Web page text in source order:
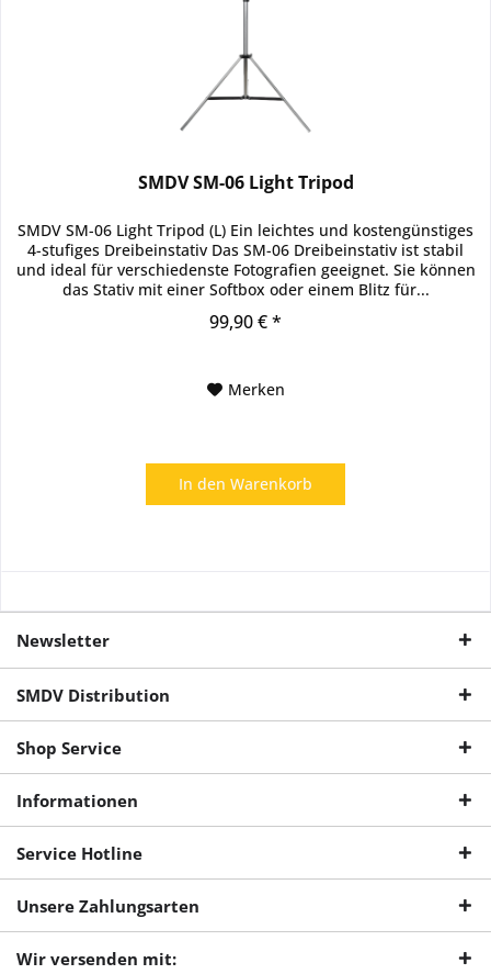
SMDV SM-06 Light Tripod
SMDV SM-06 Light Tripod (L) Ein leichtes und kostengünstiges
4-stufiges Dreibeinstativ Das SM-06 Dreibeinstativ ist stabil
und ideal für verschiedenste Fotografien geeignet. Sie können
das Stativ mit einer Softbox oder einem Blitz für...
99,90 € *
Merken
In den Warenkorb
Newsletter
SMDV Distribution
Shop Service
Informationen
Service Hotline
Unsere Zahlungsarten
Wir versenden mit: